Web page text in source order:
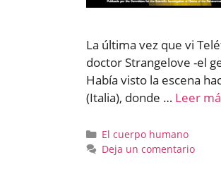
La última vez que vi
doctor Strangelove -el
Había visto la escena
(Italia), donde … Leer
Categorías
El cuerpo humano
Deja un comentario